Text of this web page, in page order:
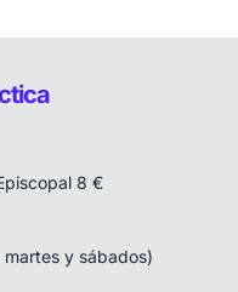
8 €
y sábados)